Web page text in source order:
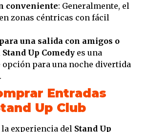
conveniente: Generalmente, el
zonas céntricas con fácil
una salida con amigos o
Stand Up Comedy es una
opción para una noche divertida
Entradas
Up Club
experiencia del Stand Up